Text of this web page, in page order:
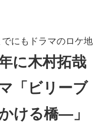
にもドラマのロケ地
に木村拓哉
「ビリーブ
ける橋―」